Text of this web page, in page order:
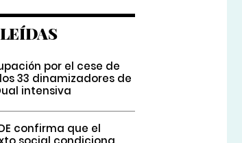
por el cese de
33 dinamizadores de
intensiva
confirma que el